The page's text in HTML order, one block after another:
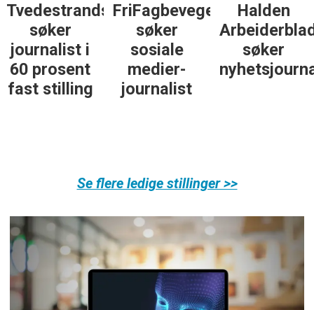
Tvedestrandsposten
søker
journalist i
60 prosent
fast stilling
FriFagbevegelse
søker
sosiale
medier-
journalist
Halden
søker
Se flere ledige stillinger >>